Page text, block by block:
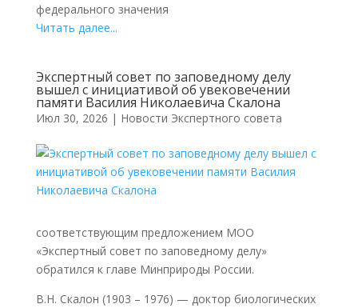
федерального значения
Читать далее...
Экспертный совет по заповедному делу
вышел с инициативой об увековечении
памяти Василия Николаевича Скалона
Июл 30, 2026 | Новости Экспертного совета
соответствующим предложением МОО
«Экспертный совет по заповедному делу»
обратился к главе Минприроды России.
В.Н. Скалон (1903 – 1976) — доктор биологических